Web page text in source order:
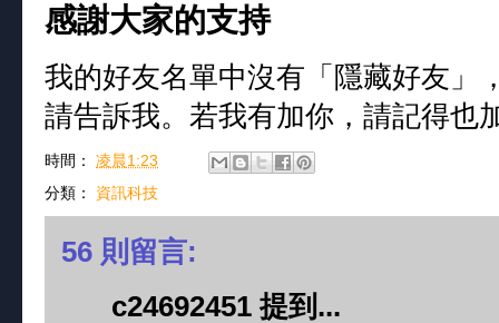
感謝大家的支持
我的好友名單中沒有「隱藏好友」
請告訴我。若我有加你，請記得也
時間： 凌晨1:23
分類： 資訊科技
56 則留言:
c24692451 提到...